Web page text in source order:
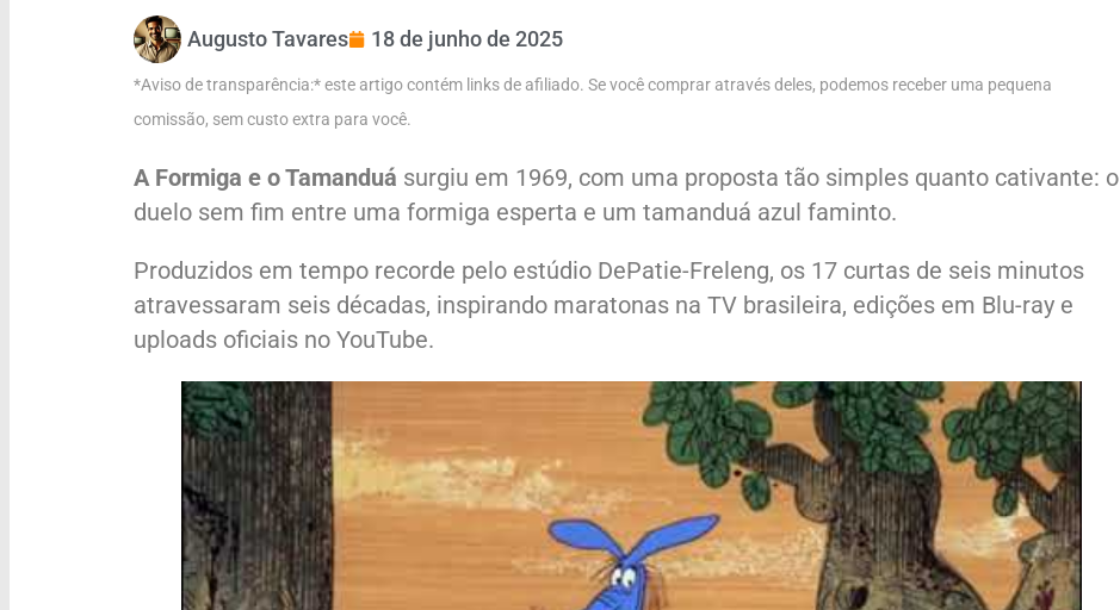
Augusto Tavares 18 de junho de 2025
*Aviso de transparência:* este artigo contém links de afiliado. Se você comprar através deles, podemos receber uma pequena
comissão, sem custo extra para você.
A Formiga e o Tamanduá surgiu em 1969, com uma proposta tão simples quanto cativante: o
duelo sem fim entre uma formiga esperta e um tamanduá azul faminto.
Produzidos em tempo recorde pelo estúdio DePatie-Freleng, os 17 curtas de seis minutos
atravessaram seis décadas, inspirando maratonas na TV brasileira, edições em Blu-ray e
uploads oficiais no YouTube.